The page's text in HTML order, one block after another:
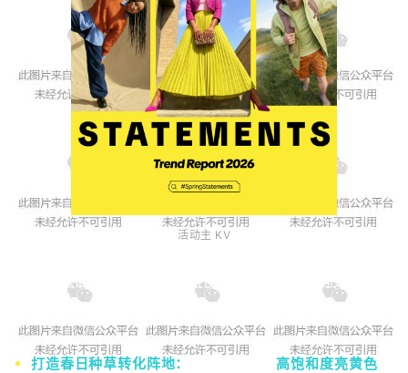
活动主 KV
在此基础上，活动通过多维度线上动作，层层递进引爆
打造春日种草转化阵地： 本次活动采用高饱和度亮黄色